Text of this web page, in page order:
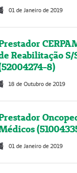
01 de Janeiro de 2019
Reabilitação
8)
18 de Outubro de 2019
01 de Janeiro de 2019